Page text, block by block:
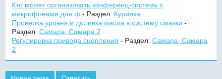
Кто может организовать конференц-систему с
микрофонами для ф - Раздел: Курилка
Проверка уровня и доливка масла в систему смазки -
Раздел: Самара, Самара 2
Регулировка привода сцепления - Раздел: Самара, Самара
2